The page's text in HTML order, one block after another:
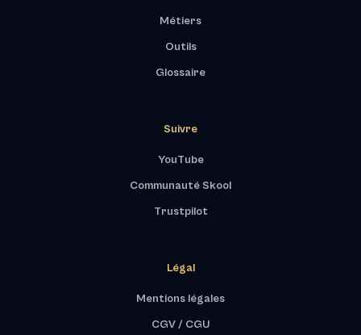
Métiers
Outils
Glossaire
Suivre
YouTube
Communauté Skool
Trustpilot
Légal
Mentions légales
CGV / CGU